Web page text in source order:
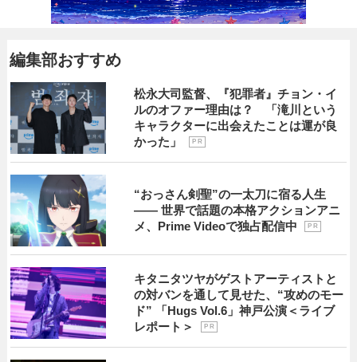
編集部おすすめ
松永大司監督、『犯罪者』チョン・イ
ルのオファー理由は？ 「滝川という
キャラクターに出会えたことは運が良
かった」
P R
“おっさん剣聖”の一太刀に宿る人生
―― 世界で話題の本格アクションアニ
メ、Prime Videoで独占配信中
P R
キタニタツヤがゲストアーティストと
の対バンを通して見せた、“攻めのモー
ド” 「Hugs Vol.6」神戸公演＜ライブ
レポート＞
P R